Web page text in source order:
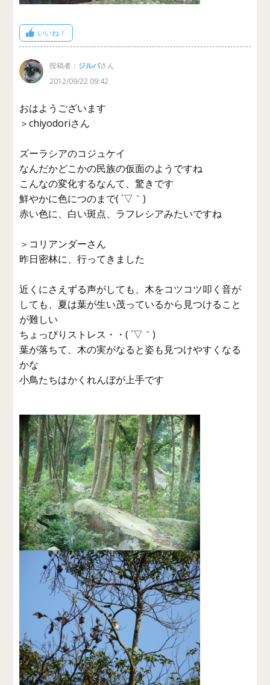
いいね！
投稿者： ジルバさん
2012/09/22 09:42
おはようございます
＞chiyodoriさん
ズーラシアのコジュケイ
なんだかどこかの民族の仮面のようですね
こんなの変化するなんて、驚きです
鮮やかに色につのまで( ´▽｀)
赤い色に、白い斑点、ラフレシアみたいですね
＞コリアンダーさん
昨日密林に、行ってきました
近くにさえずる声がしても、木をコツコツ叩く音が
しても、夏は葉が生い茂っているから見つけること
が難しい
ちょっぴりストレス・・( ´▽｀)
葉が落ちて、木の実がなると姿も見つけやすくなる
かな
小鳥たちはかくれんぼが上手です